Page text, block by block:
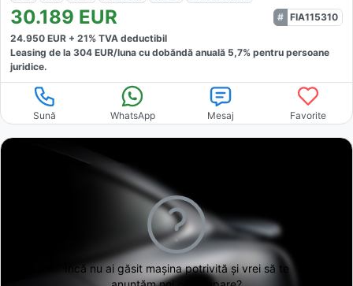
30.189 EUR
FIA115310
24.950 EUR + 21% TVA deductibil
Leasing de la 304 EUR/luna cu dobăndă anuală 5,7% pentru persoane
juridice.
Sună WhatsApp Mesaj Favorite
Încă nu ai găsitmașina potrivită și vrei să te